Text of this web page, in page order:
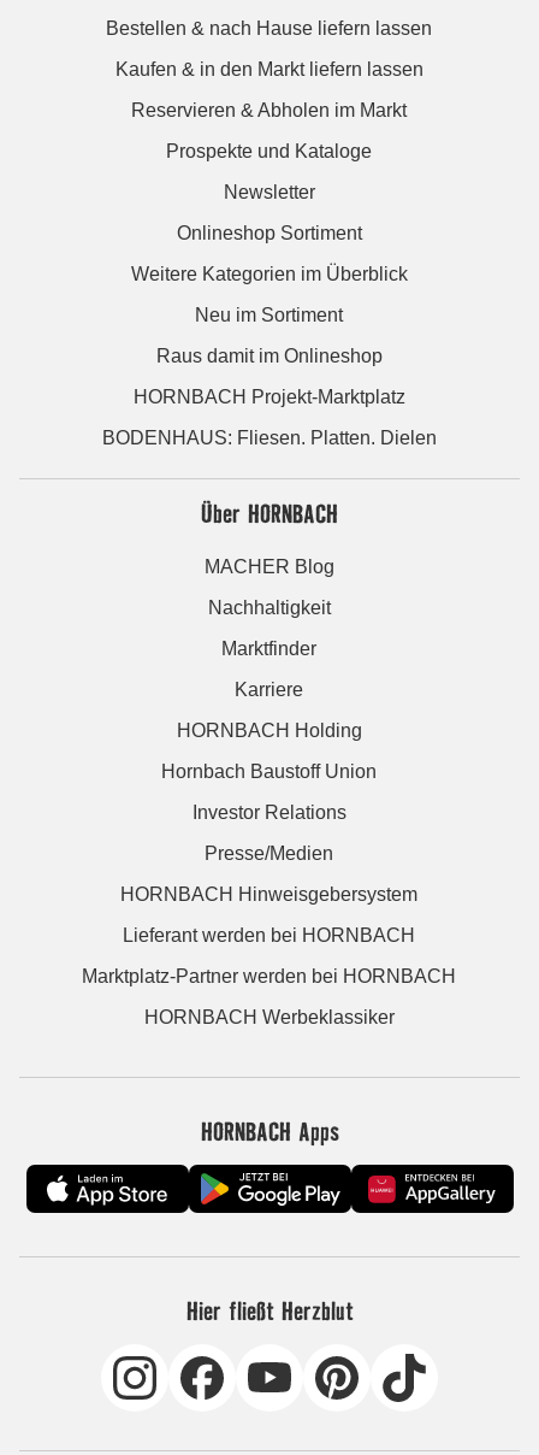
Bestellen & nach Hause liefern lassen
Kaufen & in den Markt liefern lassen
Reservieren & Abholen im Markt
Prospekte und Kataloge
Newsletter
Onlineshop Sortiment
Weitere Kategorien im Überblick
Neu im Sortiment
Raus damit im Onlineshop
HORNBACH Projekt-Marktplatz
BODENHAUS: Fliesen. Platten. Dielen
Über HORNBACH
MACHER Blog
Nachhaltigkeit
Marktfinder
Karriere
HORNBACH Holding
Hornbach Baustoff Union
Investor Relations
Presse/Medien
HORNBACH Hinweisgebersystem
Lieferant werden bei HORNBACH
Marktplatz-Partner werden bei HORNBACH
HORNBACH Werbeklassiker
HORNBACH Apps
Hier fließt Herzblut